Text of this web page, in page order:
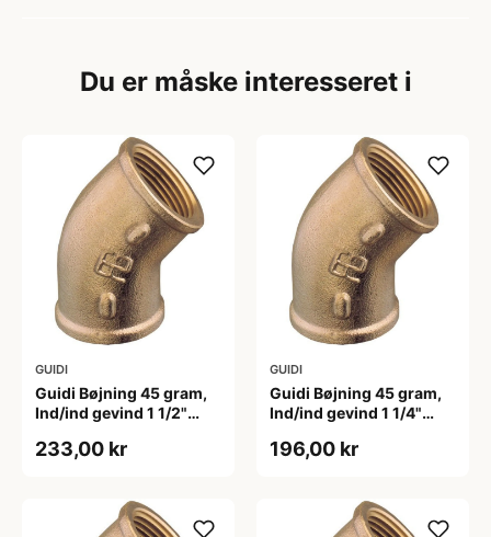
Du er måske interesseret i
GUIDI
Guidi Bøjning 45 gram,
Ind/ind gevind 1 1/2"
233,00 kr
GUIDI
Guidi Bøjning 45 gram,
Ind/ind gevind 1 1/4"
196,00 kr